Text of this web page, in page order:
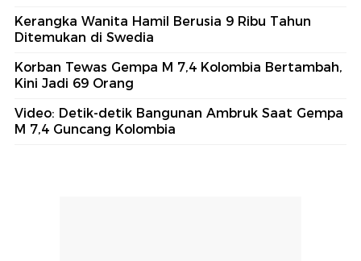
Kerangka Wanita Hamil Berusia 9 Ribu Tahun
Ditemukan di Swedia
Korban Tewas Gempa M 7,4 Kolombia Bertambah,
Kini Jadi 69 Orang
Video: Detik-detik Bangunan Ambruk Saat Gempa
M 7,4 Guncang Kolombia